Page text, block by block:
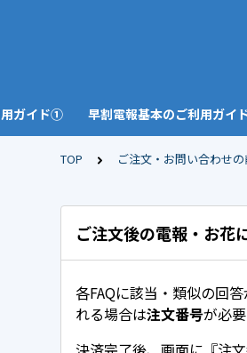
用ガイド① 早割電報基本のご利用ガイ
TOP ご注文・お問い合わせ
ご注文後の電報・お花
各FAQに該当・類似の回
れる場合は注文番号が必要